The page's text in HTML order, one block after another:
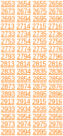
2653 2654 2655 2656
2673 2674 2675 2676
2693 2694 2695 2696
2713 2714 2715 2716
2733 2734 2735 2736
2753 2754 2755 2756
2773 2774 2775 2776
2793 2794 2795 2796
2813 2814 2815 2816
2833 2834 2835 2836
2853 2854 2855 2856
2873 2874 2875 2876
2893 2894 2895 2896
2913 2914 2915 2916
2933 2934 2935 2936
2953 2954 2955 2956
2973 2974 2975 2976
2993 2994 2995 2996